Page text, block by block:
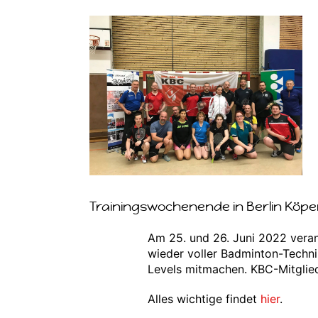
Zeige
grösseres
Bild
Trainingswochenende in Berlin
Am 25. und 26. Juni 2022
wieder voller Badminton-
Levels mitmachen. KBC-
Alles wichtige findet hier.